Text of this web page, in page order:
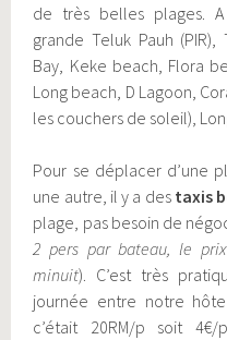
de très belles plages. A
grande Teluk Pauh
Bay, Keke beach, Flora
Long beach, D Lagoon,
les couchers de soleil),
Pour se déplacer d’une
une autre, il y a des taxis
plage, pas besoin de
2 pers par bateau, le
minuit). C’est très
journée entre notre
c’était 20RM/p soit